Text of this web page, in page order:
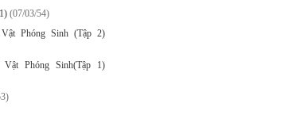
(07/03/54)
Phóng Sinh (Tập 2)
Phóng Sinh(Tập 1)